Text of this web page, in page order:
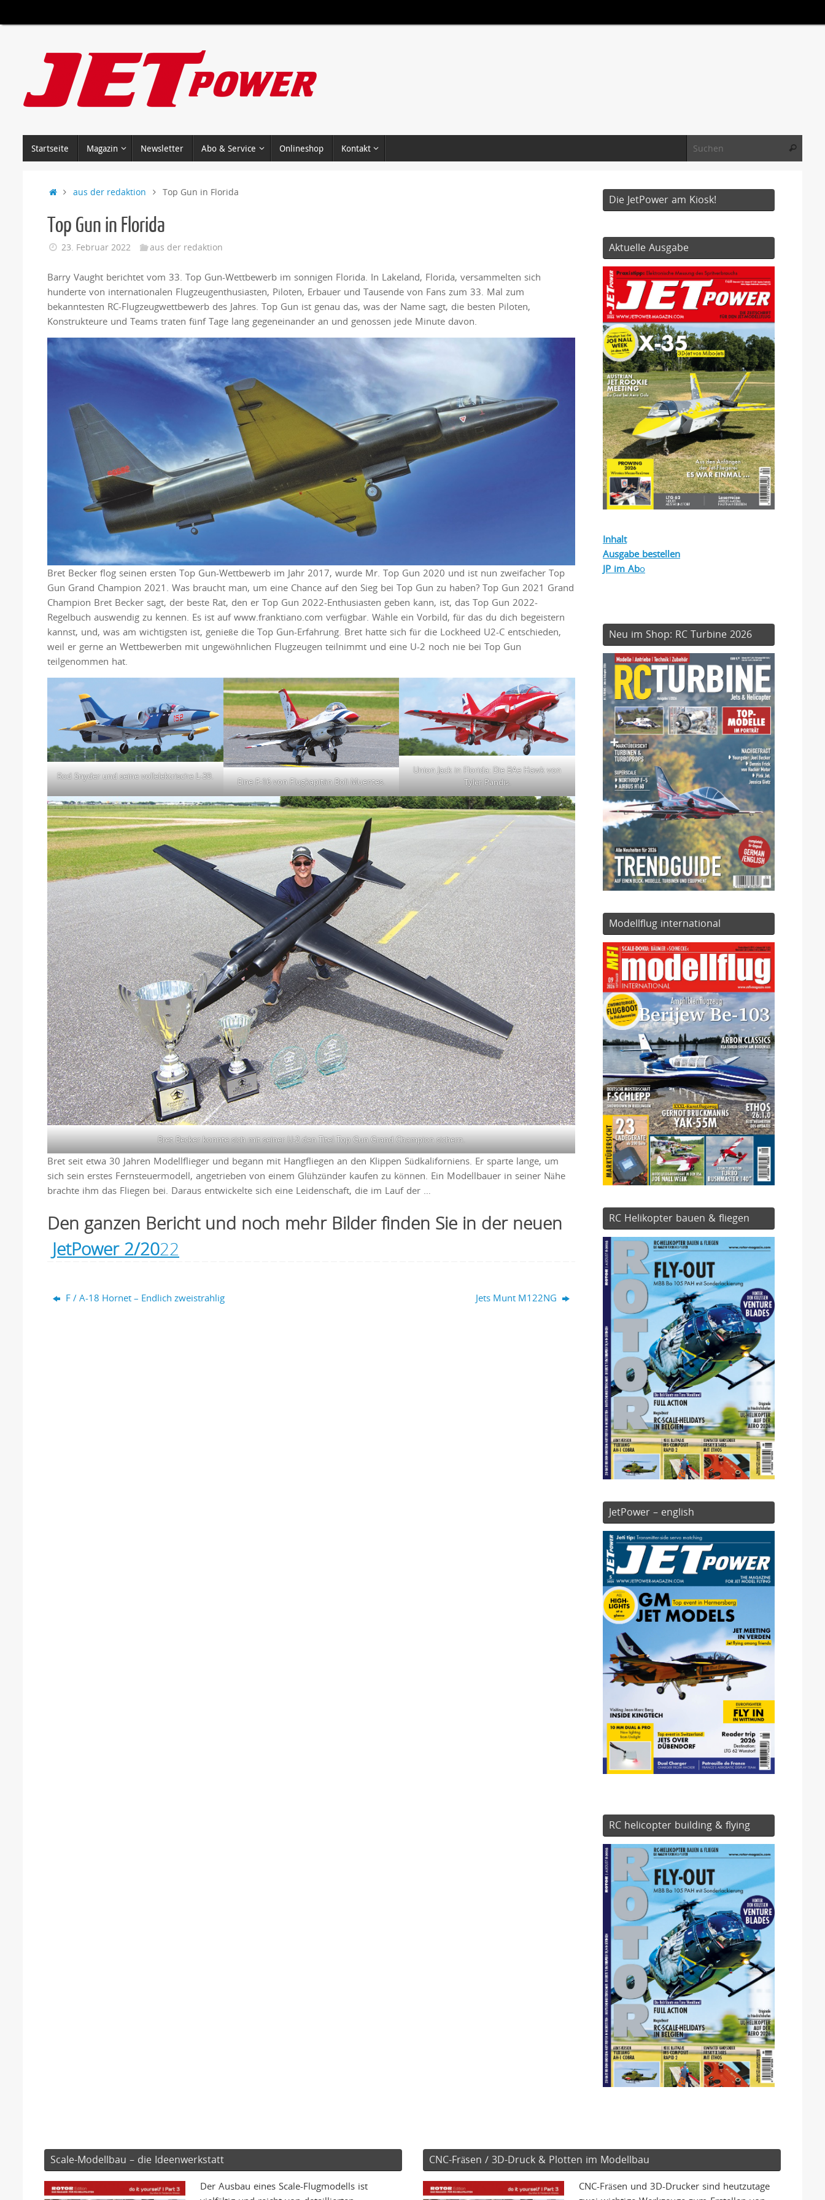
Inhalt
Inhalt
Startseite Magazin Newsletter Abo & Service Onlineshop Kontakt Suchen
Startaus der redaktion Top Gun in Florida
Top Gun in Florida
23. Februar 2022 aus der redaktion
Barry Vaught berichtet vom 33. Top Gun-Wettbewerb im sonnigen Florida. In Lakeland, Florida, versammelten sich
hunderte von internationalen Flugzeugenthusiasten, Piloten, Erbauer und Tausende von Fans zum 33. Mal zum
bekanntesten RC-Flugzeugwettbewerb des Jahres. Top Gun ist genau das, was der Name sagt, die besten Piloten,
Konstrukteure und Teams traten fünf Tage lang gegeneinander an und genossen jede Minute davon.
Bret Becker flog seinen ersten Top Gun-Wettbewerb im Jahr 2017, wurde Mr. Top Gun 2020 und ist nun zweifacher Top
Gun Grand Champion 2021. Was braucht man, um eine Chance auf den Sieg bei Top Gun zu haben? Top Gun 2021 Grand
Champion Bret Becker sagt, der beste Rat, den er Top Gun 2022-Enthusiasten geben kann, ist, das Top Gun 2022-
Regelbuch auswendig zu kennen. Es ist auf www.franktiano.com verfügbar. Wähle ein Vorbild, für das du dich begeistern
kannst, und, was am wichtigsten ist, genieße die Top Gun-Erfahrung. Bret hatte sich für die Lockheed U2-C entschieden,
weil er gerne an Wettbewerben mit ungewöhnlichen Flugzeugen teilnimmt und eine U-2 noch nie bei Top Gun
teilgenommen hat.
Rod Snyder und seine vollelektrische L-39.
Eine F-16 von Flugkapitän Boli Muentes.
Union Jack in Florida: Die BAe Hawk von
Tyler Pandis.
Bret Becker konnte sich mit seiner U-2 den Titel Top Gun Grand Champion sichern.
Bret seit etwa 30 Jahren Modellflieger und begann mit Hangfliegen an den Klippen Südkaliforniens. Er sparte lange, um
sich sein erstes Fernsteuermodell, angetrieben von einem Glühzünder kaufen zu können. Ein Modellbauer in seiner Nähe
brachte ihm das Fliegen bei. Daraus entwickelte sich eine Leidenschaft, die im Lauf der …
Den ganzen Bericht und noch mehr Bilder finden Sie in der neuen
JetPower 2/2022
F / A-18 Hornet – Endlich zweistrahlig Jets Munt M122NG
Die JetPower am Kiosk!
Aktuelle Ausgabe
Inhalt
Ausgabe bestellen
JP im Abo
Neu im Shop: RC Turbine 2026
Modellflug international
RC Helikopter bauen & fliegen
JetPower – english
RC helicopter building & flying
Scale-Modellbau – die Ideenwerkstatt
Der Ausbau eines Scale-Flugmodells ist
CNC-Fräsen / 3D-Druck & Plotten im Modellbau
CNC-Fräsen und 3D-Drucker sind heutzutage